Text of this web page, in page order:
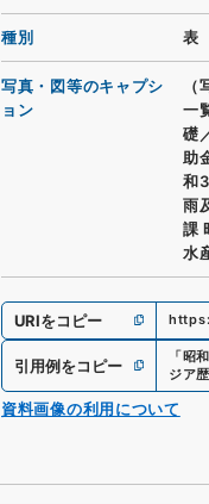
種別 表
写真・図等のキャプシ
ョン
一
礎
助
和
雨
課
水
URIをコピー
引用例をコピー 「昭
ジア
資料画像の利用について